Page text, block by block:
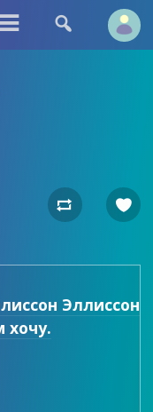

 
Эллиссон
хочу.